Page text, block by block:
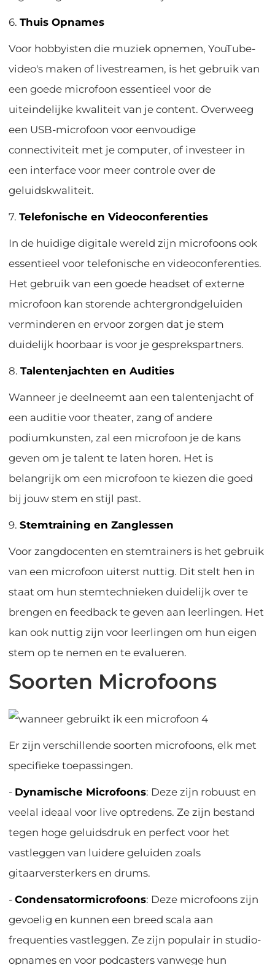
6.Thuis Opnames
Voor hobbyisten die muziek opnemen, YouTube-
video's maken of livestreamen, is het gebruik van
een goede microfoon essentieel voor de
uiteindelijke kwaliteit van je content. Overweeg
een USB-microfoon voor eenvoudige
connectiviteit met je computer, of investeer in
een interface voor meer controle over de
geluidskwaliteit.
7.Telefonische en Videoconferenties
In de huidige digitale wereld zijn microfoons ook
essentieel voor telefonische en videoconferenties.
Het gebruik van een goede headset of externe
microfoon kan storende achtergrondgeluiden
verminderen en ervoor zorgen dat je stem
duidelijk hoorbaar is voor je gesprekspartners.
8.Talentenjachten en Audities
Wanneer je deelneemt aan een talentenjacht of
een auditie voor theater, zang of andere
podiumkunsten, zal een microfoon je de kans
geven om je talent te laten horen. Het is
belangrijk om een microfoon te kiezen die goed
bij jouw stem en stijl past.
9.Stemtraining en Zanglessen
Voor zangdocenten en stemtrainers is het gebruik
van een microfoon uiterst nuttig. Dit stelt hen in
staat om hun stemtechnieken duidelijk over te
brengen en feedback te geven aan leerlingen. Het
kan ook nuttig zijn voor leerlingen om hun eigen
stem op te nemen en te evalueren.
Soorten Microfoons
Er zijn verschillende soorten microfoons, elk met
specifieke toepassingen.
- Dynamische Microfoons: Deze zijn robuust en
veelal ideaal voor live optredens. Ze zijn bestand
tegen hoge geluidsdruk en perfect voor het
vastleggen van luidere geluiden zoals
gitaarversterkers en drums.
-Condensatormicrofoons: Deze microfoons zijn
gevoelig en kunnen een breed scala aan
frequenties vastleggen. Ze zijn populair in studio-
opnames en voor podcasters vanwege hun